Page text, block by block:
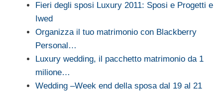
Fieri degli sposi Luxury 2011: Sposi e Progetti e
Iwed
Organizza il tuo matrimonio con Blackberry
Personal…
Luxury wedding, il pacchetto matrimonio da 1
milione…
Wedding –Week end della sposa dal 19 al 21